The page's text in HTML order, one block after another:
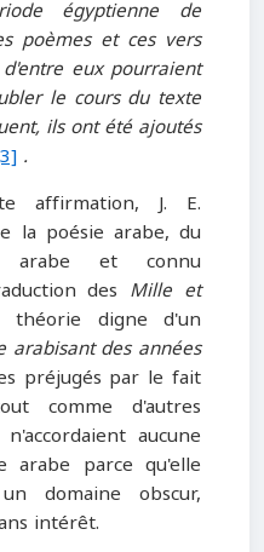
égyptienne de
poèmes et ces vers
eux pourraient
le cours du texte
ils ont été ajoutés
.
affirmation, J. E.
la poésie arabe, du
arabe et connu
des Mille et
digne d'un
arabisant des années
préjugés par le fait
comme d'autres
aucune
arabe parce qu'elle
domaine obscur,
intérêt.